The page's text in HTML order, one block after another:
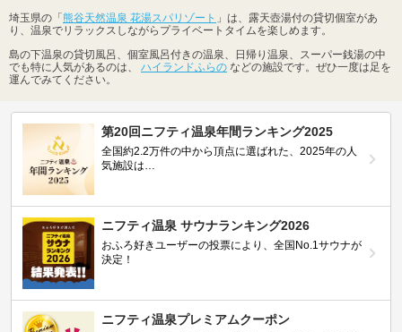
埼玉県の「熊谷天然温泉 花湯スパリゾート 」は、露天壺湯付の貸切個室があ
り、温泉でリラックスしながらプライベートタイムを楽しめます。
島の下温泉の貸切風呂、個室風呂付きの温泉、日帰り温泉、スーパー銭湯の中
でも特に人気があるのは、 ハイランドふらの などの施設です。ぜひ一度は足を
運んでみてください。
第20回ニフティ温泉年間ランキング2025
全国約2.2万件の中から頂点に選ばれた、2025年の人
気施設は…
ニフティ温泉 サウナランキング2026
おふろ好きユーザーの投票により、全国No.1サウナが
決定！
ニフティ温泉プレミアムクーポン